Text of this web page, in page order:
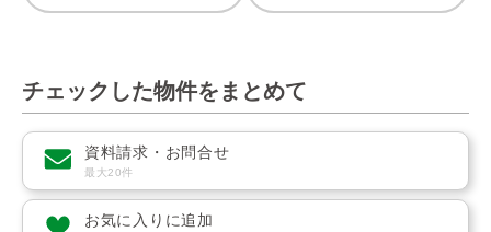
チェックした物件をまとめて
資料請求・お問合せ
最大20件
お気に入りに追加